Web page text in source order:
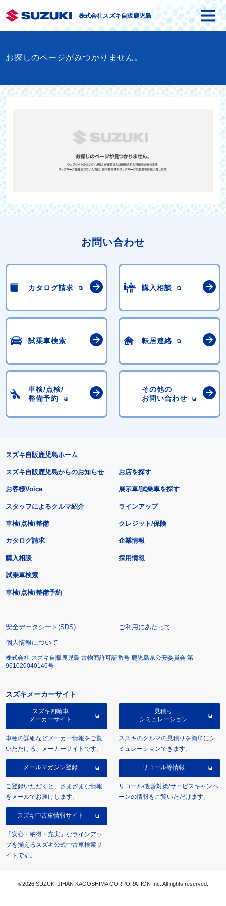
株式会社スズキ自販鹿児島
お探しのページがみつかりません。
お問い合わせ
カタログ請求 購入相談
試乗車検索 転居連絡
車検/点検/
整備予約
その他の
お問い合わせ
スズキ自販鹿児島ホーム
スズキ自販鹿児島からのお知らせ
お客様Voice
スタッフによるクルマ紹介
お店を探す
展示車/試乗車を探す
ラインアップ
車検/点検/整備 クレジット/保険
カタログ請求
購入相談
試乗車検索
車検/点検/整備予約
企業情報
採用情報
安全データシート(SDS)
ご利用にあたって
個人情報について
株式会社 スズキ自販鹿児島 古物商許可証番号 鹿児島県公安委員会 第
961020040146号
スズキメーカーサイト
スズキ四輪車
メーカーサイト
車種の詳細などメーカー情報をご覧
いただける、メーカーサイトです。
見積り
シミュレーション
スズキのクルマの見積りを簡単にシ
ミュレーションできます。
メールマガジン登録
ご登録いただくと、さまざまな情報
をメールでお届けします。
リコール等情報
リコール/改善対策/サービスキャンペ
ーンの情報をご覧いただけます。
スズキ中古車情報サイト
「安心・納得・充実」なラインアッ
プを揃えるスズキ公式中古車検索サ
イトです。
©2026 SUZUKI JIHAN KAGOSHIMA CORPORATION Inc. All rights reserved.